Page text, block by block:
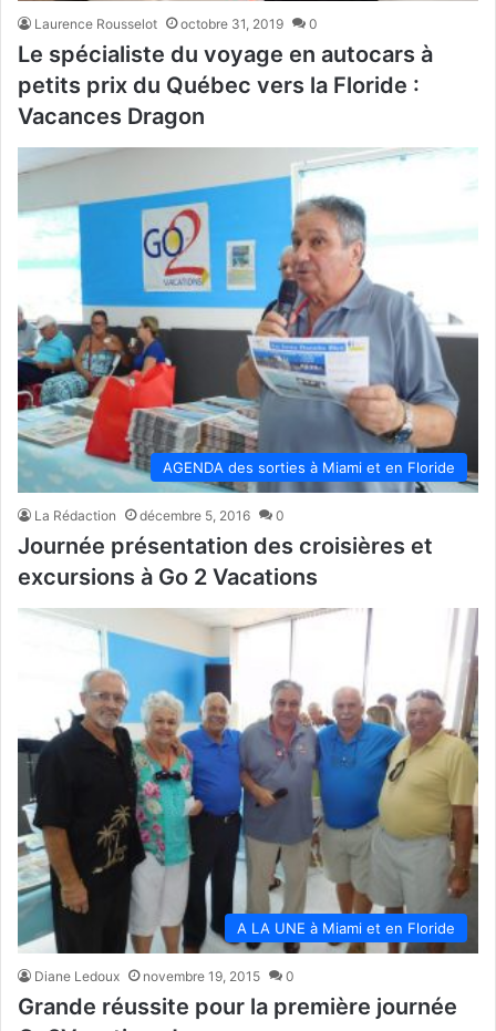
Laurence Rousselot octobre 31, 2019 0
Le spécialiste du voyage en autocars à
petits prix du Québec vers la Floride :
Vacances Dragon
AGENDA des sorties à Miami et en Floride
La Rédaction décembre 5, 2016 0
Journée présentation des croisières et
excursions à Go 2 Vacations
A LA UNE à Miami et en Floride
Diane Ledoux novembre 19, 2015 0
Grande réussite pour la première journée